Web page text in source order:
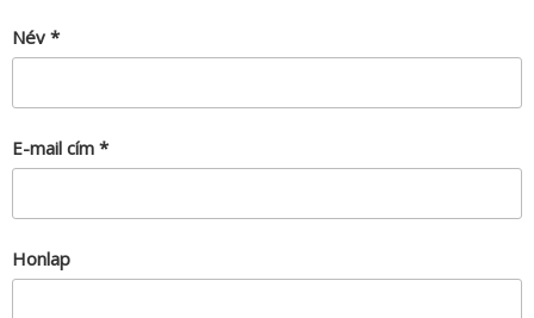
Név *
E-mail cím *
Honlap